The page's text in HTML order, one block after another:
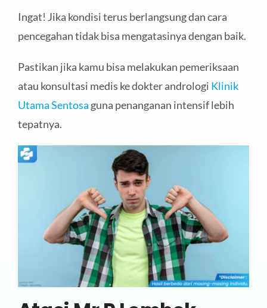
Ingat! Jika kondisi terus berlangsung dan cara
pencegahan tidak bisa mengatasinya dengan baik.
Pastikan jika kamu bisa melakukan pemeriksaan
atau konsultasi medis ke dokter andrologi Klinik
Utama Sentosa guna penanganan intensif lebih
tepatnya.